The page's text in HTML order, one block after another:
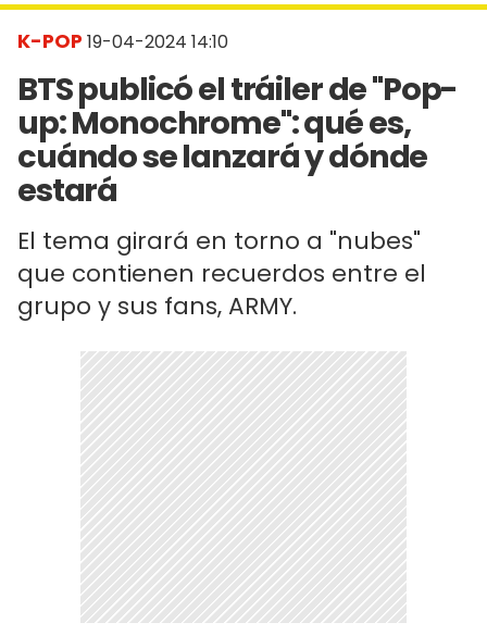
K-POP 19-04-2024 14:10
BTS publicó el tráiler de "Pop-
up: Monochrome": qué es,
cuándo se lanzará y dónde
estará
El tema girará en torno a "nubes"
que contienen recuerdos entre el
grupo y sus fans, ARMY.